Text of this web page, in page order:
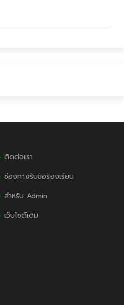
ติดต่อเรา
ช่องทางรับข้อร้องเรียน
สำหรับ Admin
เว็บไซต์เดิม